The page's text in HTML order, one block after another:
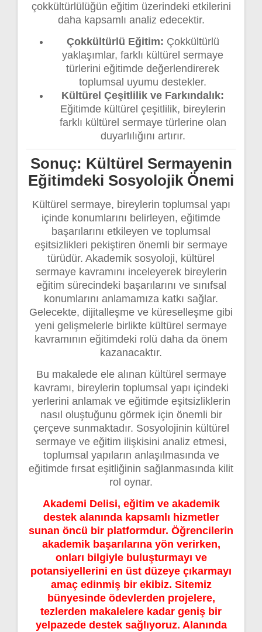
çokkültürlülüğün eğitim üzerindeki etkilerini
daha kapsamlı analiz edecektir.
Çokkültürlü Eğitim: Çokkültürlü
yaklaşımlar, farklı kültürel sermaye
türlerini eğitimde değerlendirerek
toplumsal uyumu destekler.
Kültürel Çeşitlilik ve Farkındalık:
Eğitimde kültürel çeşitlilik, bireylerin
farklı kültürel sermaye türlerine olan
duyarlılığını artırır.
Sonuç: Kültürel Sermayenin
Eğitimdeki Sosyolojik Önemi
Kültürel sermaye, bireylerin toplumsal yapı
içinde konumlarını belirleyen, eğitimde
başarılarını etkileyen ve toplumsal
eşitsizlikleri pekiştiren önemli bir sermaye
türüdür. Akademik sosyoloji, kültürel
sermaye kavramını inceleyerek bireylerin
eğitim sürecindeki başarılarını ve sınıfsal
konumlarını anlamamıza katkı sağlar.
Gelecekte, dijitalleşme ve küreselleşme gibi
yeni gelişmelerle birlikte kültürel sermaye
kavramının eğitimdeki rolü daha da önem
kazanacaktır.
Bu makalede ele alınan kültürel sermaye
kavramı, bireylerin toplumsal yapı içindeki
yerlerini anlamak ve eğitimde eşitsizliklerin
nasıl oluştuğunu görmek için önemli bir
çerçeve sunmaktadır. Sosyolojinin kültürel
sermaye ve eğitim ilişkisini analiz etmesi,
toplumsal yapıların anlaşılmasında ve
eğitimde fırsat eşitliğinin sağlanmasında kilit
rol oynar.
Akademi Delisi, eğitim ve akademik
destek alanında kapsamlı hizmetler
sunan öncü bir platformdur. Öğrencilerin
akademik başarılarına yön verirken,
onları bilgiyle buluşturmayı ve
potansiyellerini en üst düzeye çıkarmayı
amaç edinmiş bir ekibiz. Sitemiz
bünyesinde ödevlerden projelere,
tezlerden makalelere kadar geniş bir
yelpazede destek sağlıyoruz. Alanında